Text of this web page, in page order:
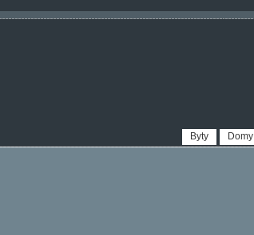
Byty Domy